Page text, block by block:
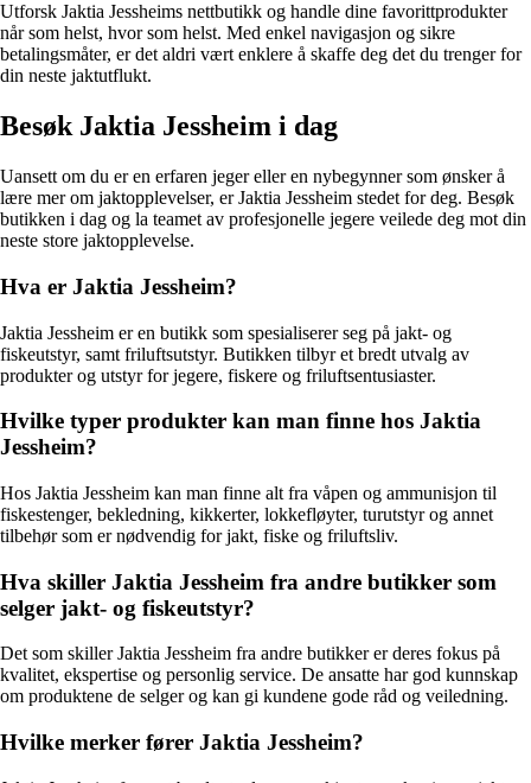
Utforsk Jaktia Jessheims nettbutikk og handle dine favorittprodukter
når som helst, hvor som helst. Med enkel navigasjon og sikre
betalingsmåter, er det aldri vært enklere å skaffe deg det du trenger for
din neste jaktutflukt.
Besøk Jaktia Jessheim i dag
Uansett om du er en erfaren jeger eller en nybegynner som ønsker å
lære mer om jaktopplevelser, er Jaktia Jessheim stedet for deg. Besøk
butikken i dag og la teamet av profesjonelle jegere veilede deg mot din
neste store jaktopplevelse.
Hva er Jaktia Jessheim?
Jaktia Jessheim er en butikk som spesialiserer seg på jakt- og
fiskeutstyr, samt friluftsutstyr. Butikken tilbyr et bredt utvalg av
produkter og utstyr for jegere, fiskere og friluftsentusiaster.
Hvilke typer produkter kan man finne hos Jaktia
Jessheim?
Hos Jaktia Jessheim kan man finne alt fra våpen og ammunisjon til
fiskestenger, bekledning, kikkerter, lokkefløyter, turutstyr og annet
tilbehør som er nødvendig for jakt, fiske og friluftsliv.
Hva skiller Jaktia Jessheim fra andre butikker som
selger jakt- og fiskeutstyr?
Det som skiller Jaktia Jessheim fra andre butikker er deres fokus på
kvalitet, ekspertise og personlig service. De ansatte har god kunnskap
om produktene de selger og kan gi kundene gode råd og veiledning.
Hvilke merker fører Jaktia Jessheim?